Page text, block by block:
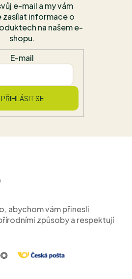
e-mail a my vám
zasílat informace o
na našem e-
shopu.
E-mail
PŘIHLÁSIT SE
abychom vám přinesli
způsoby a respektují